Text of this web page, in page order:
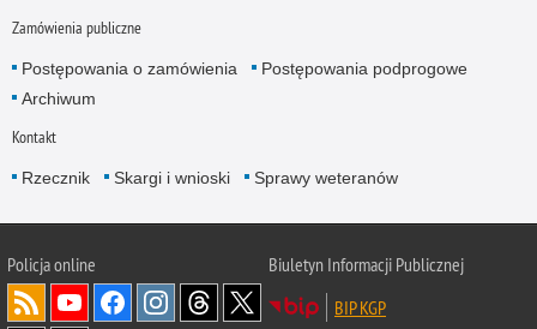
Zamówienia publiczne
Postępowania o zamówienia
Postępowania podprogowe
Archiwum
Kontakt
Rzecznik Skargi i wnioski Sprawy weteranów
Policjaonline
Biuletyn Informacji Publicznej
BIP KGP